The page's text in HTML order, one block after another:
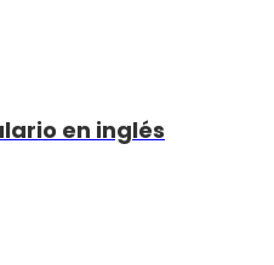
en inglés